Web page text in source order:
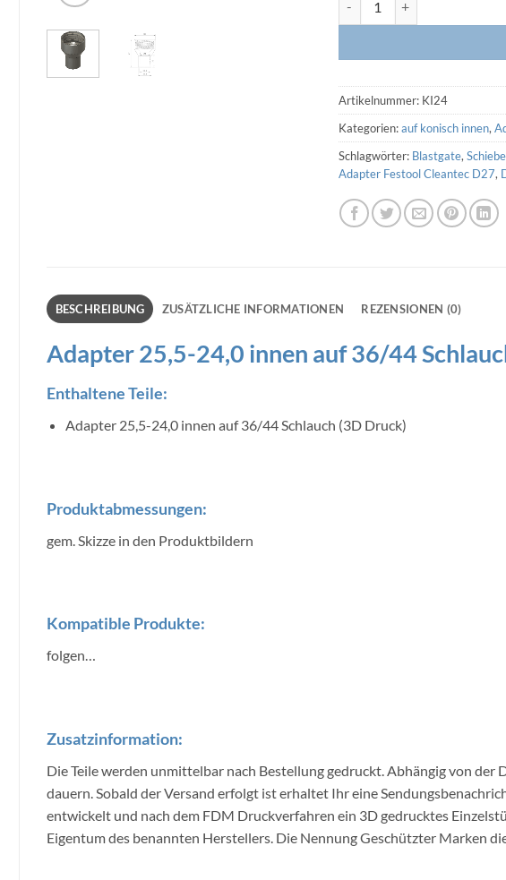
Artikelnummer: KI24
Kategorien:auf konisch innen,
Schlagwörter: Blastgate,
Adapter Festool Cleantec D27,
BESCHREIBUNG ZUSÄTZLICHE INFORMATIONEN REZENSIONEN (0)
Adapter 25,5-24,0 innen auf 36/44
Enthaltene Teile:
Adapter 25,5-24,0 innen auf 36/44 Schlauch (3D Druck)
Produktabmessungen:
gem. Skizze in den Produktbildern
Kompatible Produkte:
folgen…
Zusatzinformation:
Die Teile werden unmittelbar nach Bestellung gedruckt. Abhängig von der
dauern. Sobald der Versand erfolgt ist erhaltet Ihr eine
entwickelt und nach dem FDM Druckverfahren ein 3D gedrucktes
Eigentum des benannten Herstellers. Die Nennung Geschützter Marken